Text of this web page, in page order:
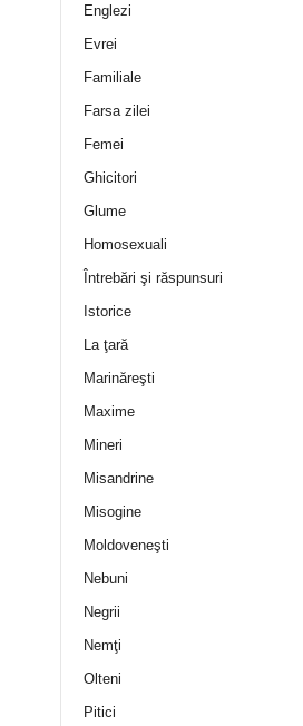
Englezi
Evrei
Familiale
Farsa zilei
Femei
Ghicitori
Glume
Homosexuali
Întrebări şi răspunsuri
Istorice
La ţară
Marinăreşti
Maxime
Mineri
Misandrine
Misogine
Moldoveneşti
Nebuni
Negrii
Nemţi
Olteni
Pitici